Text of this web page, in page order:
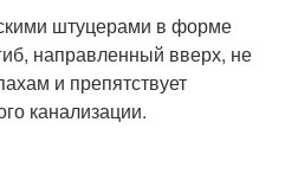
штуцерами в форме
направленный вверх, не
и препятствует
канализации.